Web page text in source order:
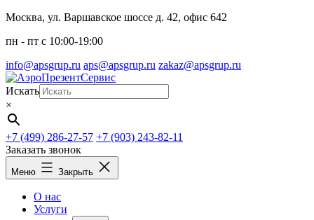
Перейти
содержимому
Москва, ул. Варшавское шоссе д. 42, офис 642
пн - пт c 10:00-19:00
info@apsgrup.ru aps@apsgrup.ru zakaz@apsgrup.ru
Искать
×
+7 (499) 286-27-57 +7 (903) 243-82-11
Заказать звонок
Меню Закрыть
О нас
Услуги